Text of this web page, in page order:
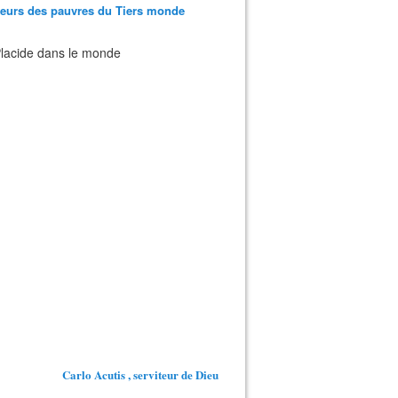
des pauvres du Tiers monde
dans le monde
Carlo Acutis , serviteur de Dieu